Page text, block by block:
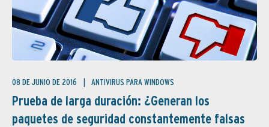
08 DE JUNIO DE 2016 ANTIVIRUS PARA WINDOWS
Prueba de larga duración: ¿Generan los
paquetes de seguridad constantemente falsas